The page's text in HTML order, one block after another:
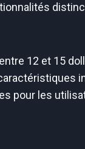
12 et 15
pour les